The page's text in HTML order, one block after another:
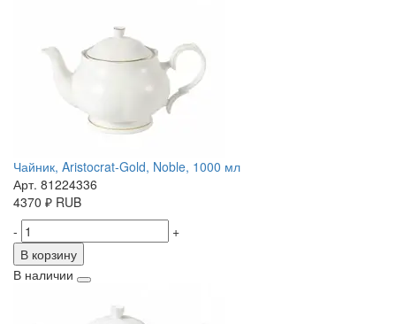
Чайник, Aristocrat-Gold, Noble, 1000 мл
Арт. 81224336
4370 ₽ RUB
-
+
В корзину
В наличии